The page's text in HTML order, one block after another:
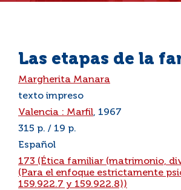
Las etapas de la
Margherita Manara
texto impreso
Valencia : Marfil, 1967
315 p. / 19 p.
Español
173 (Ética familiar (matrimonio,
(Para el enfoque estrictamente
159.922.7 y 159.922.8))